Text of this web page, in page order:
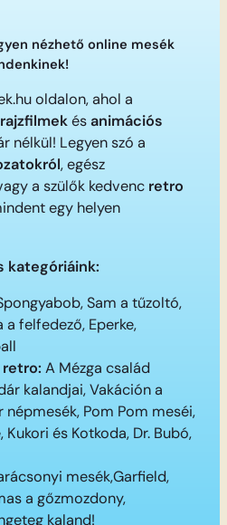
nézhető online mesék
oldalon, ahol a
ésanimációs
nélkül! Legyen szó a
, egész
a szülők kedvenc retro
egy helyen
kategóriáink:
Sam a tűzoltó,
felfedező, Eperke,
A Mézga család
kalandjai, Vakáción a
népmesék, Pom Pom meséi,
és Kotkoda, Dr. Bubó,
mesék,Garfield,
a gőzmozdony,
kaland!